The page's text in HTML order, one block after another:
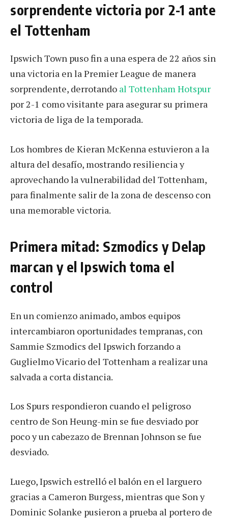
sorprendente victoria por 2-1 ante
el Tottenham
Ipswich Town puso fin a una espera de 22 años sin
una victoria en la Premier League de manera
sorprendente, derrotando al Tottenham Hotspur
por 2-1 como visitante para asegurar su primera
victoria de liga de la temporada.
Los hombres de Kieran McKenna estuvieron a la
altura del desafío, mostrando resiliencia y
aprovechando la vulnerabilidad del Tottenham,
para finalmente salir de la zona de descenso con
una memorable victoria.
Primera mitad: Szmodics y Delap
marcan y el Ipswich toma el
control
En un comienzo animado, ambos equipos
intercambiaron oportunidades tempranas, con
Sammie Szmodics del Ipswich forzando a
Guglielmo Vicario del Tottenham a realizar una
salvada a corta distancia.
Los Spurs respondieron cuando el peligroso
centro de Son Heung-min se fue desviado por
poco y un cabezazo de Brennan Johnson se fue
desviado.
Luego, Ipswich estrelló el balón en el larguero
gracias a Cameron Burgess, mientras que Son y
Dominic Solanke pusieron a prueba al portero de